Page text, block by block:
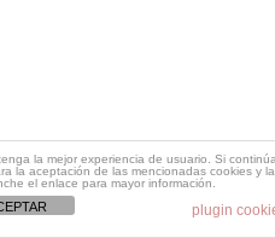
la mejor experiencia de usuario. Si
la aceptación de las mencionadas cookies y la
el enlace para mayor información.
plugin